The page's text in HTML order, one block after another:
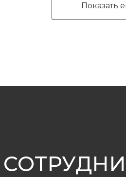
Показать